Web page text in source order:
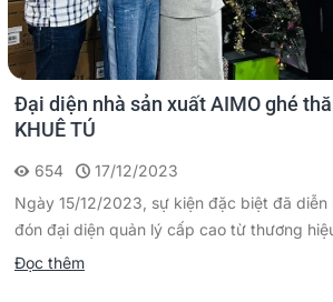
Đại diện nhà sản xuất AIMO ghé
KHUÊ TÚ
654
17/12/2023
Ngày 15/12/2023, sự kiện đặc biệt đã diễn
đón đại diện quản lý cấp cao từ thương
Đọc thêm